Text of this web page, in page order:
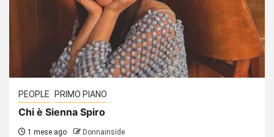
PEOPLE PRIMO PIANO
Chi è Sienna Spiro
1 mese ago Donnainside